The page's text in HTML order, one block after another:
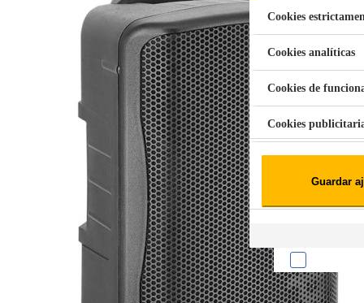
Aspiradora Quitamanchas 450W
Cookies
Cookies analíticas
Cookies de
Cookies
Guardar